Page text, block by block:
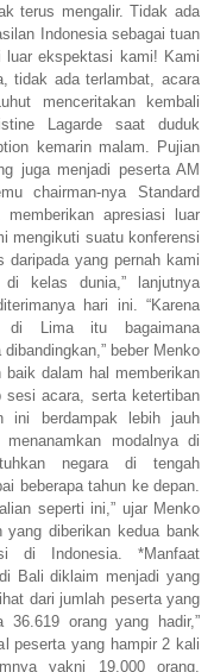
terus mengalir. Tidak ada
Indonesia sebagai tuan
luar ekspektasi kami! Kami
tidak ada terlambat, acara
menceritakan kembali
Lagarde saat duduk
kemarin malam. Pujian
juga menjadi peserta AM
chairman-nya Standard
apresiasi luar
mengikuti suatu konferensi
daripada yang pernah kami
kelas dunia,” lanjutnya
hari ini. “Karena
di Lima itu bagaimana
beber Menko
baik dalam hal memberikan
sesi acara, serta ketertiban
ini berdampak lebih jauh
modalnya di
negara di tengah
beberapa tahun ke depan.
seperti ini,” ujar Menko
yang diberikan kedua bank
di Indonesia. *Manfaat
Bali diklaim menjadi yang
dari jumlah peserta yang
orang yang hadir,”
peserta yang hampir 2 kali
yakni 19.000 orang.